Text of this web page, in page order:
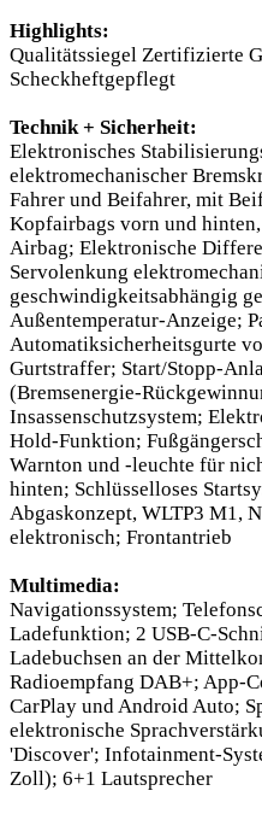
Highlights:
Qualitätssiegel Zertifizierte
Scheckheftgepflegt
Technik + Sicherheit:
Elektronisches
elektromechanischer
Fahrer und Beifahrer, mit
Kopfairbags vorn und
Airbag; Elektronische
Servolenkung
geschwindigkeitsabhängig
Außentemperatur-Anzeige;
Automatiksicherheitsgurte
Gurtstraffer; Start/Stopp-
(Bremsenergie-
Insassenschutzsystem;
Hold-Funktion;
Warnton und -leuchte für
hinten; Schlüsselloses
Abgaskonzept, WLTP3 M1,
elektronisch; Frontantrieb
Multimedia:
Navigationssystem;
Ladefunktion; 2 USB-C-
Ladebuchsen an der
Radioempfang DAB+; App-
CarPlay und Android Auto;
elektronische
'Discover'; Infotainment-
Zoll); 6+1 Lautsprecher